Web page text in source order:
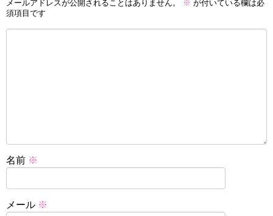
メールアドレスが公開されることはありません。 ※ が付いている欄は必
須項目です
名前 ※
メール ※